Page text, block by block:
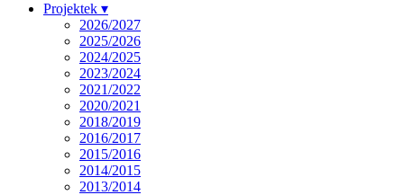
Projektek ▾
2026/2027
2025/2026
2024/2025
2023/2024
2021/2022
2020/2021
2018/2019
2016/2017
2015/2016
2014/2015
2013/2014